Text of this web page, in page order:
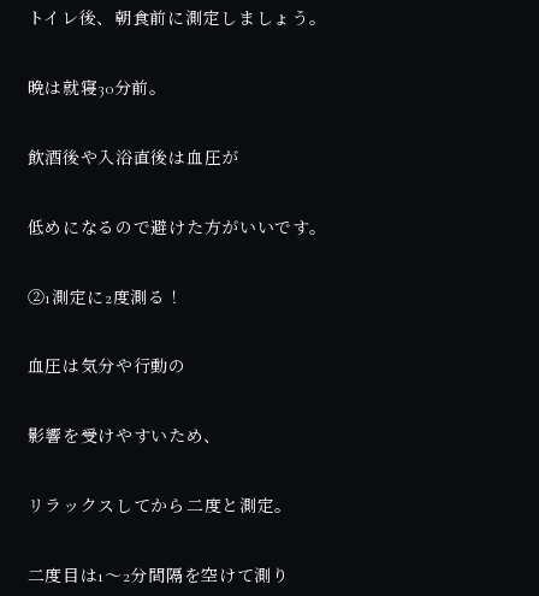
トイレ後、朝食前に測定しましょう。
晩は就寝30分前。
飲酒後や入浴直後は血圧が
低めになるので避けた方がいいです。
②1測定に2度測る！
血圧は気分や行動の
影響を受けやすいため、
リラックスしてから二度と測定。
二度目は1〜2分間隔を空けて測り